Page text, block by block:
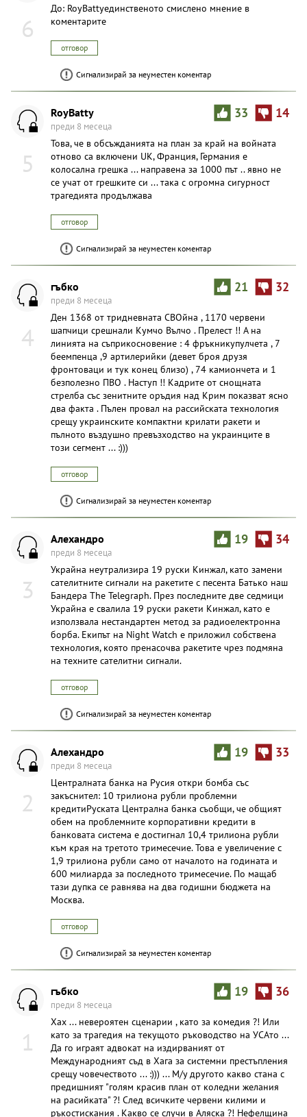
6
До: RoyBattyединственото смислено мнение в
коментарите
отговор
Сигнализирай за неуместен коментар
5
33 14
RoyBatty
преди 8 месеца
Това, че в обсъжданията на план за край на войната
отново са включени UK, Франция, Германия е
колосална грешка ... направена за 1000 път .. явно не
се учат от грешките си ... така с огромна сигурност
трагедията продължава
отговор
Сигнализирай за неуместен коментар
4
21 32
гъбко
преди 8 месеца
Ден 1368 от тридневната СВОйна , 1170 червени
шапчици срешнали Кумчо Вълчо . Прелест !! А на
линията на съприкосновение : 4 фръкникупулчета , 7
беемпенца ,9 артилерийки (девет броя друзя
фронтоваци и тук конец близо) , 74 камиончета и 1
безполезно ПВО . Наступ !! Кадрите от снощната
стрелба със зенитните оръдия над Крим показват ясно
два факта . Пълен провал на рассийската технология
срещу украинските компактни крилати ракети и
пълното въздушно превъзходство на украинците в
този сегмент ... :)))
отговор
Сигнализирай за неуместен коментар
3
19 34
Алехандро
преди 8 месеца
Украйна неутрализира 19 руски Кинжал, като замени
сателитните сигнали на ракетите с песента Батько наш
Бандера The Telegraph. През последните две седмици
Украйна е свалила 19 руски ракети Кинжал, като е
използвала нестандартен метод за радиоелектронна
борба. Екипът на Night Watch е приложил собствена
технология, която пренасочва ракетите чрез подмяна
на техните сателитни сигнали.
отговор
Сигнализирай за неуместен коментар
2
19 33
Алехандро
преди 8 месеца
Централната банка на Русия откри бомба със
закъснител: 10 трилиона рубли проблемни
кредитиРуската Централна банка съобщи, че общият
обем на проблемните корпоративни кредити в
банковата система е достигнал 10,4 трилиона рубли
към края на третото тримесечие. Това е увеличение с
1,9 трилиона рубли само от началото на годината и
600 милиарда за последното тримесечие. По мащаб
тази дупка се равнява на два годишни бюджета на
Москва.
отговор
Сигнализирай за неуместен коментар
1
19 36
гъбко
преди 8 месеца
Хах ... невероятен сценарии , като за комедия ?! Или
като за трагедия на текущото ръководство на УСАто ...
Да го играят адвокат на издирваният от
Международният съд в Хага за системни престъпления
срещу човечеството ... :))) ... М/у другото какво стана с
предишният "голям красив план от коледни желания
на расийката" ?! След всичките червени килими и
ръкостискания . Какво се случи в Аляска ?! Нефелщина